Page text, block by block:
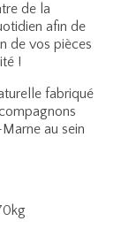
de la
afin de
de vos pièces
!
fabriqué
au sein